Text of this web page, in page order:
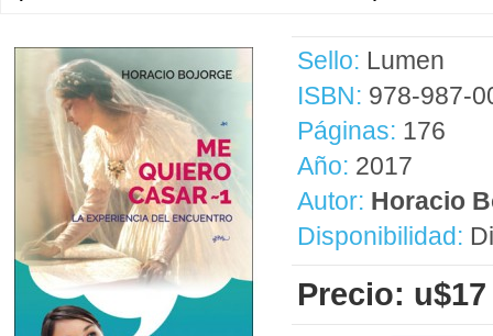
Sello: Lumen
ISBN: 978-987-
Páginas: 176
Año: 2017
Autor: Horacio
Disponibilidad:
Precio: u$17